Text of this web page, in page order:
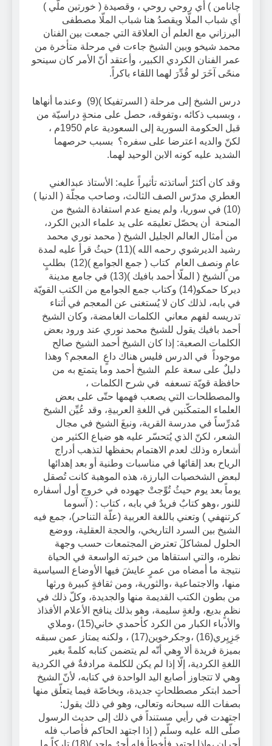
چانامن ) أي روحي روحي ، وقصيدة ( خورتين ملّي )
أي شباب الملّا ويقصدُ هنا شباب الملّا مصطفى
البرزاني مع العلم أن العلاقة التي جمعت بين الفنان
محمد شيخو وبين الشيخ جاءت في مرحلة متأخرة من
عمر الفنان الكردي الكبير، وأعتقد أنّ الأمر كان سينحو
منحًى آخَرَ لو قُدِّرَ لهما اللقاء باكراً.
درس الشيخ إلى مرحلة ( السرتفيكا )(9) وعندما أنهاها
، وبسبب ذكائه ،وتفوقه، حصل على منحةٍ دراسيّة من
قبل الحكومة السورية إلى السعودية عام 1950م ،
لكنّ والديه اعترضا على سفره؟ بسبب حرصهما
الشديد عليه كونه الابن الوحيد لهما.
وقد كان أكثرُ أساتذته تأثيراً عليه: الأستاذ عبدالغني
العطري مدرّس الصف الثالث، وصاحب مجلّة ( الدنيا )
(10) في سوريا، ولم يمنع عدم استفادة الشيخ من
المنحة أن يحصّل تعليمَه على يد علماء الدين الكرد،
من أمثال العالم الجليل الشيخ ( محمد نوري محمد
رشيد الديرشوي رحمه الله )(11) حيثُ قرأ عليه لمدة
عامٍ ونصف العام كتاب ( جمع الجوامع )(12) بطلبٍ
من الشيخ ( الملّا أحمد بافيك )(13) في جامع مدينة
ديركا حمكو(14) وكتاب جمع الجوامع من الكتب القويّة
في بابه، لذلك كان لا يُستغنى عن المعجم في أثناء
تدريسه لفهم معاني الكلمات الغامضة، وكان الشيخ
أحمد بافيك يقول للشيخ محمد نوري عند ورود بعض
الكلمات الصعبة: إذا كان الشيخ أحمد الشيخ صالح
موجوداً في الدرس فليس هناك داعٍ المعجم؟ وهذا
دليلٌ على سعة علم الشيخ أحمد وما يتمتع به من
حافظة قويّة تسعفه في شرح الكلمات ،
والمصطلحات التي يصعب فهمها حتّى على بعض
العلماء المتمكّنين في اللغةِ العربيةِ، وقد عُيِّن الشيخ
مُدرِّساً في مدرسة القرية، ونبغَ الشيخ في مجال
الشعر، لكنّ الذي يُتحسّر عليه هو ضياع الكثير من
أشعاره وذلك لعدم الاهتمام بحفظها لتذهب أدراج
الرياح بعد إلقائها في مناسبات وطنية أو بعد إهدائها
لبعض الشخصيات البارزة، هذه الموهبة كانت تُصقل
يوماً بعد يوم حيثُ تُوِّجتْ جهوده في خروج أول أسفاره
للنور ،وهو كتابٌ فريدٌ في بابه ، كتاب : ( آسوما
كرتنهفي ) وتعني باللغة العربية (علّة التناحر)، جمع فيه
الشيخ بين السرد التاريخي، والحجة العقلية، ووضع
الحلول لمشاكلَ تعترض المجتمعات حسب وجهة
نظره، والتي استقاها من خبرته الواسعة في الحياة
نتيجة ما أمضاه من عمرٍ عايشَ فيها الأوضاع السياسية
منها، والاجتماعية ،والثورية، ومن ثقافةٍ كبيرة ورثها
من بطون الكتب القديمة منها والجديدة، وكلّ ذلك في
نظمٍ بديع، ولغةٍ سليمة، وهو بذلك ينافح الأعلام الأفذاذ
والأدباء الكبار من الكرد كأحمدي خاني(15) ،وملاي
جَزِيِري(16) ،وجكرخوين(17) ، ولكنه يمتاز عمن سبقه
بميزة فريدة ألا وهي أنّه لم يتضمن كتابه كلمةً بغير
اللغةِ الكردية، إلّا إذا لم يكن للكلمة مرادفةٌ في الكردية
وهي لا تتجاوز أصابع اليد الواحدة في كتابه، لأنّ الشيخ
أحمد ابتكر مصطلحاتٍ جديدة، وبخاصّة فيما يتعلّق منها
بصفات الله سبحانه وتعالى، وهو في ذلك يقول:
اجتهدت في رأيي مستنداً في ذلك إلى حديث الرسول
صلّى الله عليه وسلّم ( إذا اجتهد الحاكم فأصاب فله
أجران ،وإذا اجتهد فأخطأ فله أجرٌ واحد )(18) تاركاً ما